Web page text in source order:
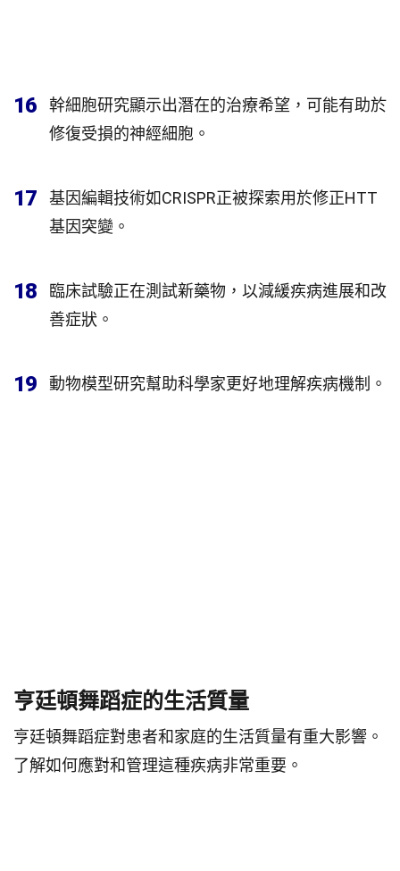
16
幹細胞研究顯示出潛在的治療希望，可能有助於
修復受損的神經細胞。
17
基因編輯技術如CRISPR正被探索用於修正HTT
基因突變。
18
臨床試驗正在測試新藥物，以減緩疾病進展和改
善症狀。
19 動物模型研究幫助科學家更好地理解疾病機制。
亨廷頓舞蹈症的生活質量
亨廷頓舞蹈症對患者和家庭的生活質量有重大影響。
了解如何應對和管理這種疾病非常重要。